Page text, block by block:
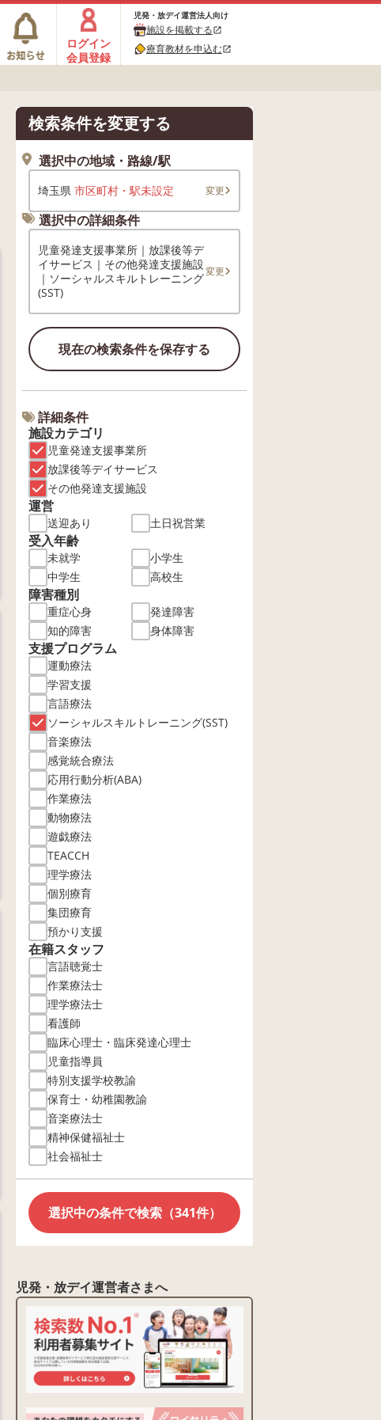
ログイン
会員登録
児発・放デイ運営法人向け
施設を掲載するopen_in_new
療育教材を申込むopen_in_new
検索条件を変更する
選択中の地域・路線/駅
埼玉県 市区町村・駅未設定 変更
選択中の詳細条件
児童発達支援事業所｜放課後等デ
イサービス｜その他発達支援施設
｜ソーシャルスキルトレーニング
(SST)
変更
現在の検索条件を保存する
詳細条件
施設カテゴリ
児童発達支援事業所
放課後等デイサービス
その他発達支援施設
運営
送迎あり 土日祝営業
受入年齢
未就学
小学生
中学生
高校生
障害種別
重症心身
発達障害
知的障害
身体障害
支援プログラム
運動療法
学習支援
言語療法
ソーシャルスキルトレーニング(SST)
音楽療法
感覚統合療法
応用行動分析(ABA)
作業療法
動物療法
遊戯療法
TEACCH
理学療法
個別療育
集団療育
預かり支援
在籍スタッフ
言語聴覚士
作業療法士
理学療法士
看護師
臨床心理士・臨床発達心理士
児童指導員
特別支援学校教諭
保育士・幼稚園教諭
音楽療法士
精神保健福祉士
社会福祉士
選択中の条件で検索（341件）
児発・放デイ運営者さまへ